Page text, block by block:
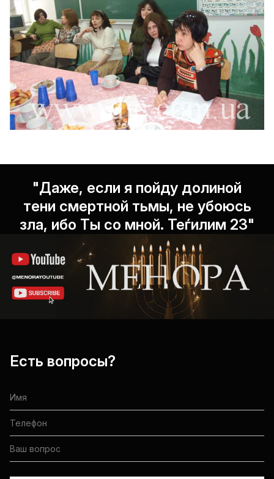
"Даже, если я пойду долиной
тени смертной тьмы, не убоюсь
зла, ибо Ты со мной. Теѓилим 23"
Есть вопросы?